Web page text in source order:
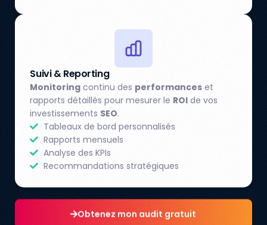
Suivi & Reporting
Monitoring continu des performances et
rapports détaillés pour mesurer le ROI de vos
investissements SEO.
Tableaux de bord personnalisés
Rapports mensuels
Analyse des KPIs
Recommandations stratégiques
Obtenez mon audit gratuit